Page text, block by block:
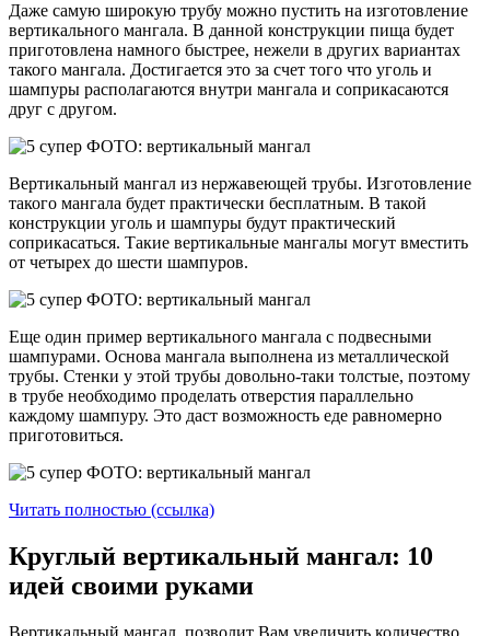
Даже самую широкую трубу можно пустить на изготовление
вертикального мангала. В данной конструкции пища будет
приготовлена намного быстрее, нежели в других вариантах
такого мангала. Достигается это за счет того что уголь и
шампуры располагаются внутри мангала и соприкасаются
друг с другом.
Вертикальный мангал из нержавеющей трубы. Изготовление
такого мангала будет практически бесплатным. В такой
конструкции уголь и шампуры будут практический
соприкасаться. Такие вертикальные мангалы могут вместить
от четырех до шести шампуров.
Еще один пример вертикального мангала с подвесными
шампурами. Основа мангала выполнена из металлической
трубы. Стенки у этой трубы довольно-таки толстые, поэтому
в трубе необходимо проделать отверстия параллельно
каждому шампуру. Это даст возможность еде равномерно
приготовиться.
Читать полностью (ссылка)
Круглый вертикальный мангал: 10
идей своими руками
Вертикальный мангал, позволит Вам увеличить количество